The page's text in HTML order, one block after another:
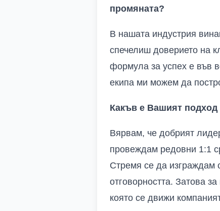
промяната?
В нашата индустрия
спечелиш доверието на
формула за успех е във
екипа ми можем да
Какъв е Вашият подход
Вярвам, че добрият
провеждам редовни 1:1
Стремя се да изграждам
отговорността. Затова
която се движи